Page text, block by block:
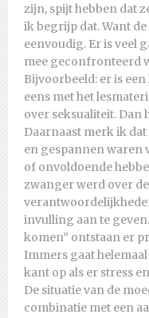
zijn, spijt hebben dat
ik begrijp dat. Want
eenvoudig. Er is veel
mee geconfronteerd
Bijvoorbeeld: er is
eens met het
over seksualiteit. Dan
Daarnaast merk ik
en gespannen waren
of onvoldoende
zwanger werd over
invulling aan te
komen” ontstaan er
Immers gaat
kant op als er stress
De situatie van de
combinatie met een